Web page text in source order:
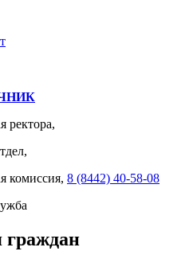
ректора,
комиссия, 8 (8442) 40-58-08